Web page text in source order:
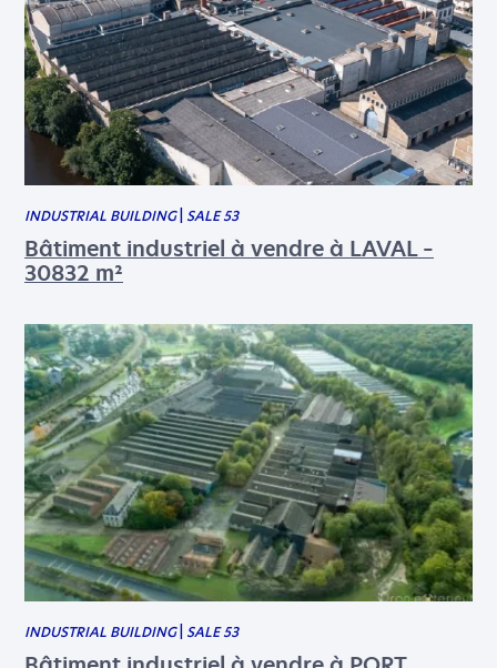
*Mandatory fields
COMPANY
INDUSTRIAL BUILDING SALE 53
Bâtiment industriel à vendre à LAVAL –
30832 m²
INDUSTRIAL BUILDING SALE 53